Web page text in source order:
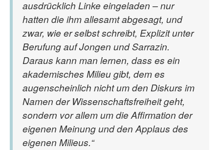
ausdrücklich Linke eingeladen – nur
hatten die ihm allesamt abgesagt, und
zwar, wie er selbst schreibt, Explizit unter
Berufung auf Jongen und Sarrazin.
Daraus kann man lernen, dass es ein
akademisches Milieu gibt, dem es
augenscheinlich nicht um den Diskurs im
Namen der Wissenschaftsfreiheit geht,
sondern vor allem um die Afﬁrmation der
eigenen Meinung und den Applaus des
eigenen Milieus.“